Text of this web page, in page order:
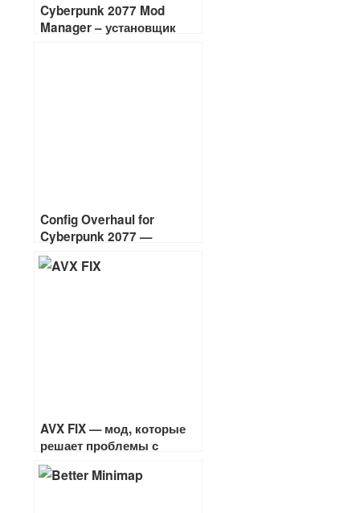
Cyberpunk 2077 Mod
Manager – установщик
Config Overhaul for
Cyberpunk 2077 —
открывает скрытые
настройки графики
AVX FIX — мод, которые
решает проблемы с
вылетом